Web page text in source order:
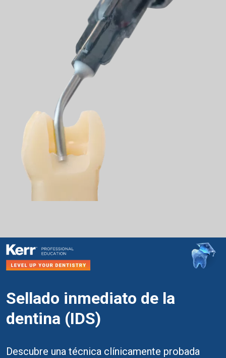
Sellado inmediato de la
dentina (IDS)
Descubre una técnica clínicamente probada